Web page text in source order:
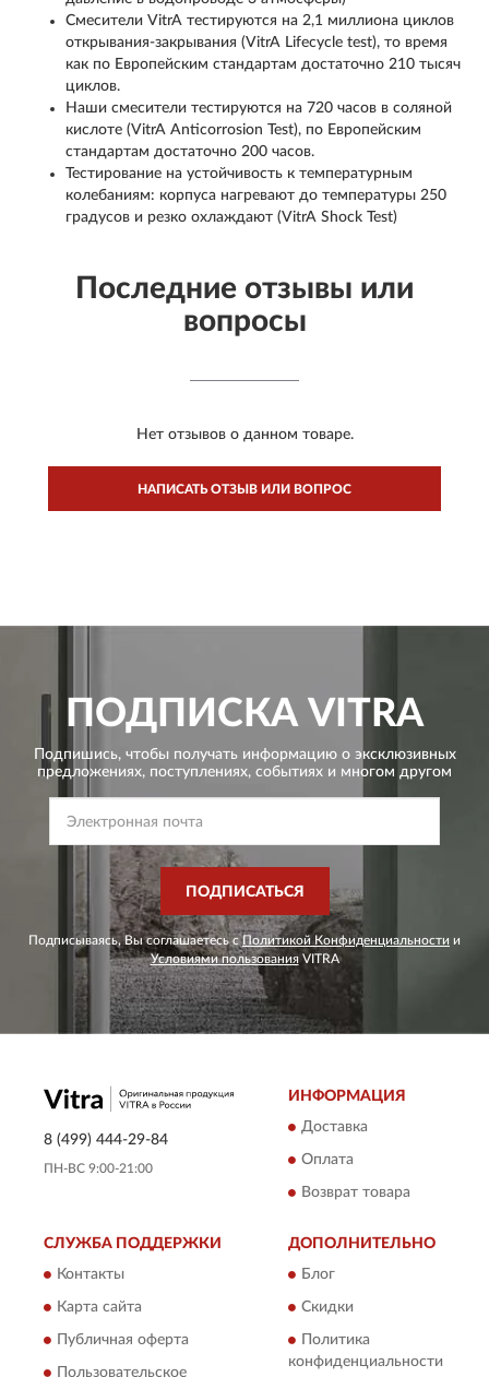
Смесители VitrA тестируются на 2,1 миллиона циклов
открывания-закрывания (VitrA Lifecycle test), то время
как по Европейским стандартам достаточно 210 тысяч
циклов.
Наши смесители тестируются на 720 часов в соляной
кислоте (VitrA Anticorrosion Test), по Европейским
стандартам достаточно 200 часов.
Тестирование на устойчивость к температурным
колебаниям: корпуса нагревают до температуры 250
градусов и резко охлаждают (VitrA Shock Test)
Последние отзывы или
вопросы
Нет отзывов о данном товаре.
НАПИСАТЬ ОТЗЫВ ИЛИ ВОПРОС
ПОДПИСКА VITRA
Подпишись, чтобы получать информацию о эксклюзивных
предложениях, поступлениях, событиях и многом другом
ПОДПИСАТЬСЯ
Подписываясь, Вы соглашаетесь сПолитикой Конфиденциальности и
Условиями пользованияVITRA
8 (499) 444-29-84
ПН-ВС 9:00-21:00
ИНФОРМАЦИЯ
Доставка
Оплата
Возврат товара
СЛУЖБА ПОДДЕРЖКИ
Контакты
Карта сайта
Публичная оферта
Пользовательское
ДОПОЛНИТЕЛЬНО
Блог
Скидки
Политика
конфиденциальности